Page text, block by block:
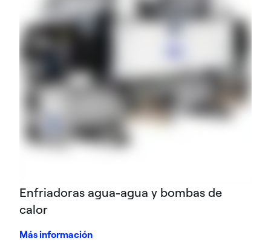
Enfriadoras agua-agua y bombas de
calor
Más información